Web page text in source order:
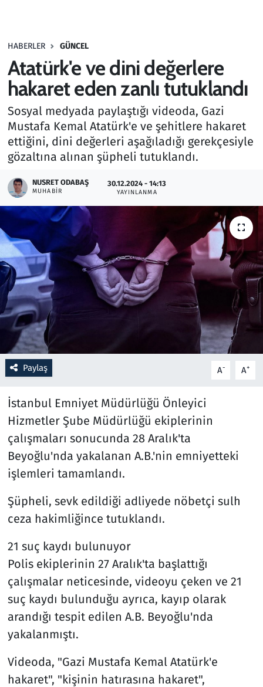
HABERLER GÜNCEL
Atatürk'e ve dini değerlere
hakaret eden zanlı tutuklandı
Sosyal medyada paylaştığı videoda, Gazi
Mustafa Kemal Atatürk'e ve şehitlere hakaret
ettiğini, dini değerleri aşağıladığı gerekçesiyle
gözaltına alınan şüpheli tutuklandı.
NUSRET ODABAŞ
MUHABIR
30.12.2024 - 14:13
YAYINLANMA
Paylaş A- A+
İstanbul Emniyet Müdürlüğü Önleyici
Hizmetler Şube Müdürlüğü ekiplerinin
çalışmaları sonucunda 28 Aralık'ta
Beyoğlu'nda yakalanan A.B.'nin emniyetteki
işlemleri tamamlandı.
Şüpheli, sevk edildiği adliyede nöbetçi sulh
ceza hakimliğince tutuklandı.
21 suç kaydı bulunuyor
Polis ekiplerinin 27 Aralık'ta başlattığı
çalışmalar neticesinde, videoyu çeken ve 21
suç kaydı bulunduğu ayrıca, kayıp olarak
arandığı tespit edilen A.B. Beyoğlu'nda
yakalanmıştı.
Videoda, "Gazi Mustafa Kemal Atatürk'e
hakaret", "kişinin hatırasına hakaret",
Haber
Kültür Sanat
Kurumsal Haberler
Lezzet Durağı
Oyun
Ramazan
Resmi İlanlar
Rüya Tabirleri
Sağlık
Savunma Sanayi
Seçim 2023
Spor
Teknoloji ve Bilim
Televizyon